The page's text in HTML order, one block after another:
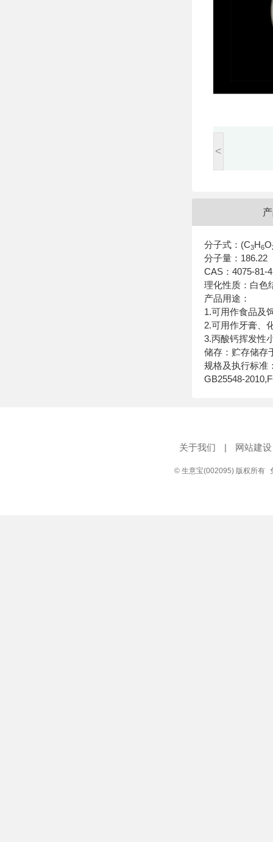
<
分子式：(C3H6O
分子量：186.22
CAS：4075-81-4
理化性质 ：白
产品用途：
1.可用作食品及
2.可用作牙膏、
3.丙酸钙挥发性
储存 ：贮存储
规格及执行标准
GB25548-
关于我们 | 网站建设
© 生意宝(002095) 版权所有